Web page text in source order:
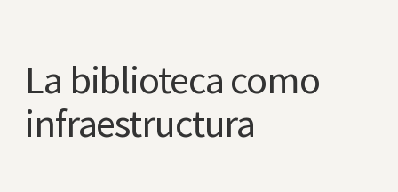
La biblioteca como
infraestructura